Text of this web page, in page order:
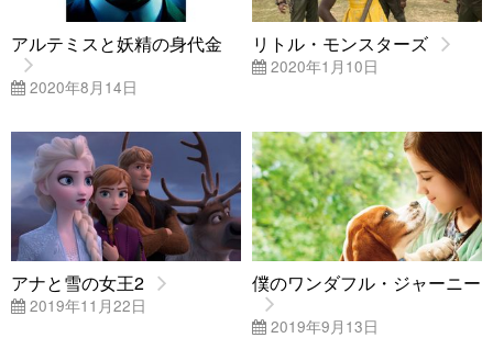
アルテミスと妖精の身代金
2020年8月14日
リトル・モンスターズ
2020年1月10日
アナと雪の女王2
2019年11月22日
僕のワンダフル・ジャーニー
2019年9月13日